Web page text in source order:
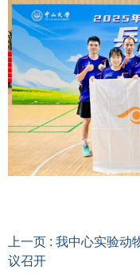
上一页 : 我中心实验
议召开